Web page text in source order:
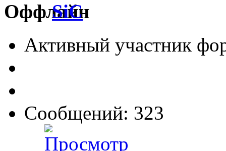
SiC
Активный участник
Сообщений: 323